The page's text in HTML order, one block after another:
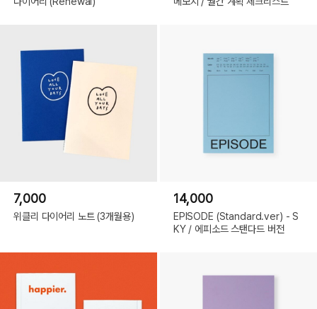
7,000
위클리 다이어리 노트 (3개월용)
14,000
EPISODE (Standard.ver) - S
KY / 에피소드 스탠다드 버전